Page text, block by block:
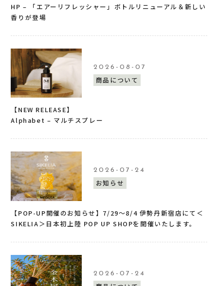
HP – 「エアーリフレッシャー」ボトルリニューアル＆新しい
香りが登場
2026-08-07
商品について
【NEW RELEASE】
Alphabet – マルチスプレー
2026-07-24
お知らせ
【POP-UP開催のお知らせ】7/29〜8/4 伊勢丹新宿店にて＜
SIKELIA＞日本初上陸 POP UP SHOPを開催いたします。
2026-07-24